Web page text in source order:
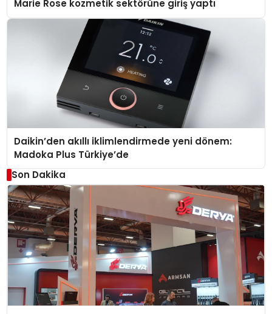
Marie Rose kozmetik sektörüne giriş yaptı
Daikin’den akıllı iklimlendirmede yeni dönem:
Madoka Plus Türkiye’de
Son Dakika